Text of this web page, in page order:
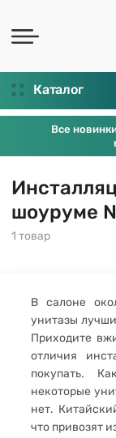
Каталог
Все
шоуруме
1 товар
В салоне
унитазы
Приходите
отличия
покупать.
некоторые
нет.
что привозят